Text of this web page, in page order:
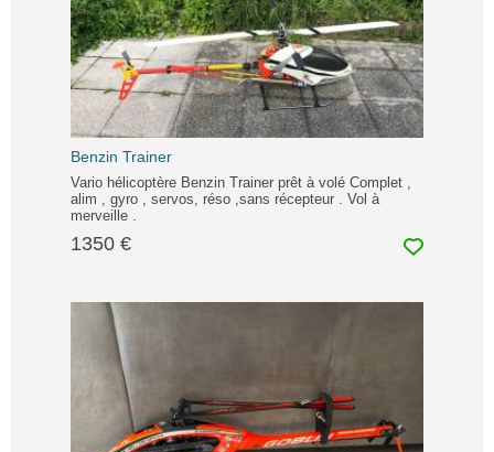
Benzin Trainer
Vario hélicoptère Benzin Trainer prêt à volé Complet ,
alim , gyro , servos, réso ,sans récepteur . Vol à
merveille .
1350 €